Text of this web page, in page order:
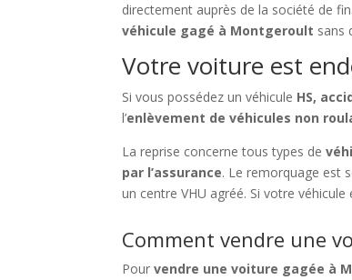
directement auprès de la société de
véhicule gagé à Montgeroult sans
Votre voiture est
Si vous possédez un véhicule HS,
l’enlèvement de véhicules non
La reprise concerne tous types de
par l’assurance. Le remorquage est
un centre VHU agréé. Si votre
Comment vendre une
Pourvendre une voiture gagée à